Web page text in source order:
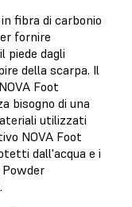
fibra di carbonio
fornire
piede dagli
della scarpa. Il
Foot
bisogno di una
utilizzati
NOVA Foot
dall'acqua e i